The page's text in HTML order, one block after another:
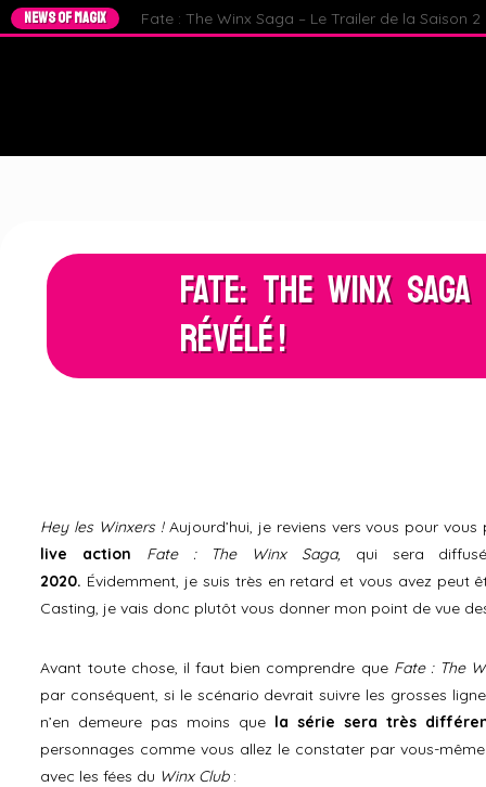
NEWS OF MAGIX Fate : The Winx Saga – Le Trailer de la Saison
Fate: The Winx
Révélé !
Hey les Winxers !Aujourd’hui, je reviens vers vous pour
live action
Fate : The Winx Saga, qui sera
2020. Évidemment, je suis très en retard et vous avez peut
Casting, je vais donc plutôt vous donner mon point de vue
Avant toute chose, il faut bien comprendre queFate : The
par conséquent, si le scénario devrait suivre les grosses
n’en demeure pas moins que la série sera très
personnages comme vous allez le constater par vous-
avec les fées du Winx Club: